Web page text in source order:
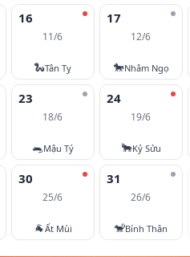
16
11/6
🐍Tân Tỵ
17
12/6
🐎Nhâm Ngọ
23
18/6
🐀Mậu Tý
24
19/6
🐂Kỷ Sửu
30
25/6
🐐Ất Mùi
31
26/6
🐒Bính Thân